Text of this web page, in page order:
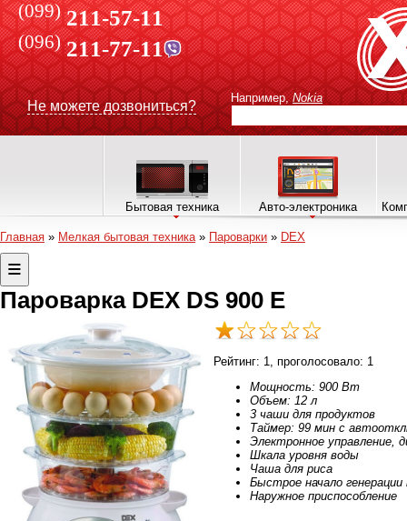
(099) 211-57-11
(096)211-77-11
Не можете дозвониться?
Например, Nokia
Бытовая техника Авто-электроника
Главная » Мелкая бытовая техника» Пароварки » DEX
Пароварка DEX DS 900 E
Рейтинг: 1, проголосовало: 1
Мощность: 900 Вт
Объем: 12 л
3 чаши для продуктов
Таймер: 99 мин с
Электронное управление,
Шкала уровня воды
Чаша для риса
Быстрое начало
Наружное приспособление